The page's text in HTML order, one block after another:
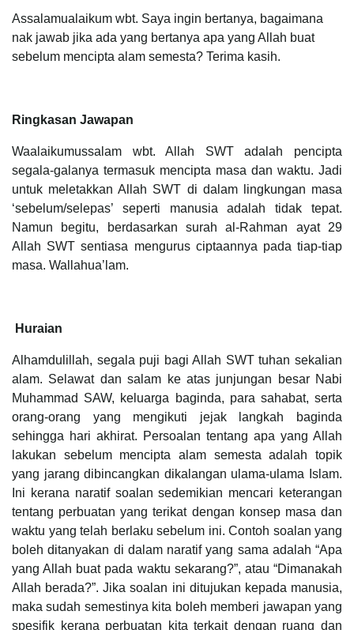
Assalamualaikum wbt. Saya ingin bertanya, bagaimana
nak jawab jika ada yang bertanya apa yang Allah buat
sebelum mencipta alam semesta? Terima kasih.
Ringkasan Jawapan
Waalaikumussalam wbt. Allah SWT adalah pencipta
segala-galanya termasuk mencipta masa dan waktu. Jadi
untuk meletakkan Allah SWT di dalam lingkungan masa
‘sebelum/selepas’ seperti manusia adalah tidak tepat.
Namun begitu, berdasarkan surah al-Rahman ayat 29
Allah SWT sentiasa mengurus ciptaannya pada tiap-tiap
masa. Wallahua’lam.
Huraian
Alhamdulillah, segala puji bagi Allah SWT tuhan sekalian
alam. Selawat dan salam ke atas junjungan besar Nabi
Muhammad SAW, keluarga baginda, para sahabat, serta
orang-orang yang mengikuti jejak langkah baginda
sehingga hari akhirat. Persoalan tentang apa yang Allah
lakukan sebelum mencipta alam semesta adalah topik
yang jarang dibincangkan dikalangan ulama-ulama Islam.
Ini kerana naratif soalan sedemikian mencari keterangan
tentang perbuatan yang terikat dengan konsep masa dan
waktu yang telah berlaku sebelum ini. Contoh soalan yang
boleh ditanyakan di dalam naratif yang sama adalah “Apa
yang Allah buat pada waktu sekarang?”, atau “Dimanakah
Allah berada?”. Jika soalan ini ditujukan kepada manusia,
maka sudah semestinya kita boleh memberi jawapan yang
spesifik kerana perbuatan kita terkait dengan ruang dan